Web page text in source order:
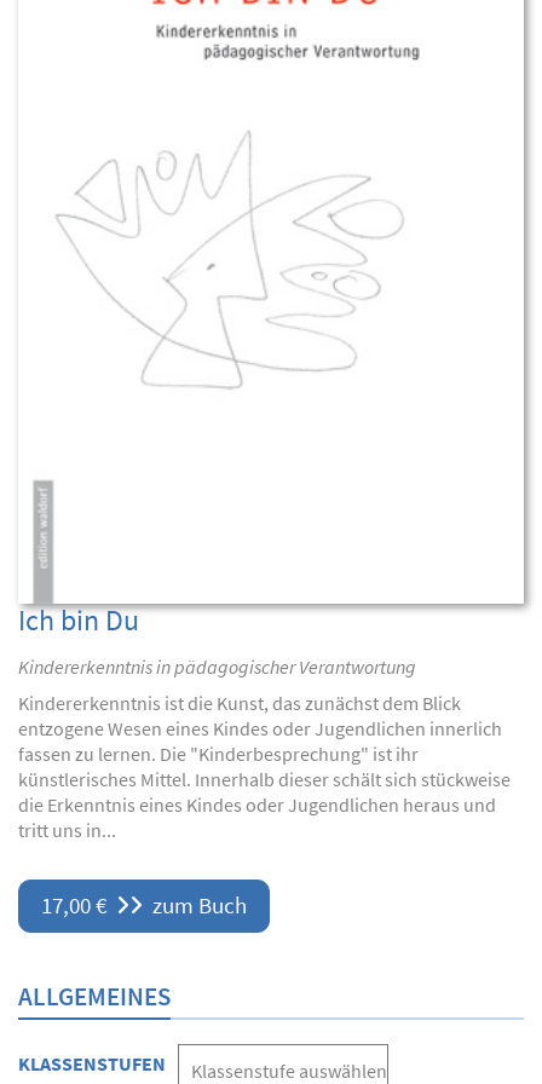
Ich bin Du
Kindererkenntnis in pädagogischer Verantwortung
Kindererkenntnis ist die Kunst, das zunächst dem Blick
entzogene Wesen eines Kindes oder Jugendlichen innerlich
fassen zu lernen. Die "Kinderbesprechung" ist ihr
künstlerisches Mittel. Innerhalb dieser schält sich stückweise
die Erkenntnis eines Kindes oder Jugendlichen heraus und
tritt uns in...
17,00 € zum Buch
ALLGEMEINES
KLASSENSTUFEN